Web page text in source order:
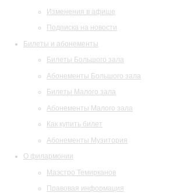
Изменения в афише
Подписка на новости
Билеты и абонементы
Билеты Большого зала
Абонементы Большого зала
Билеты Малого зала
Абонементы Малого зала
Как купить билет
Абонементы Музитория
О филармонии
Маэстро Темирканов
Правовая информация